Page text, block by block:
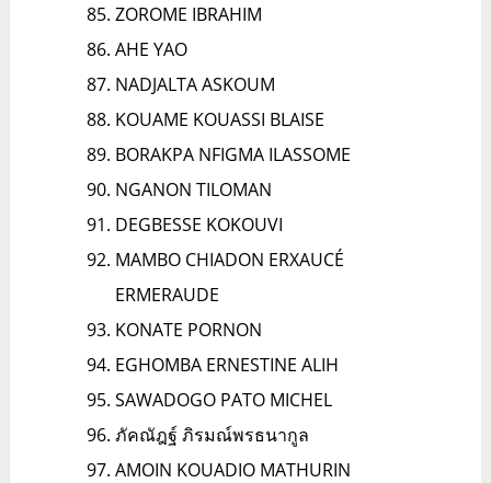
ZOROME IBRAHIM
AHE YAO
NADJALTA ASKOUM
KOUAME KOUASSI BLAISE
BORAKPA NFIGMA ILASSOME
NGANON TILOMAN
DEGBESSE KOKOUVI
MAMBO CHIADON ERXAUCÉ
ERMERAUDE
KONATE PORNON
EGHOMBA ERNESTINE ALIH
SAWADOGO PATO MICHEL
ภัคณัฎฐ์ ภิรมณ์พรธนากูล
AMOIN KOUADIO MATHURIN